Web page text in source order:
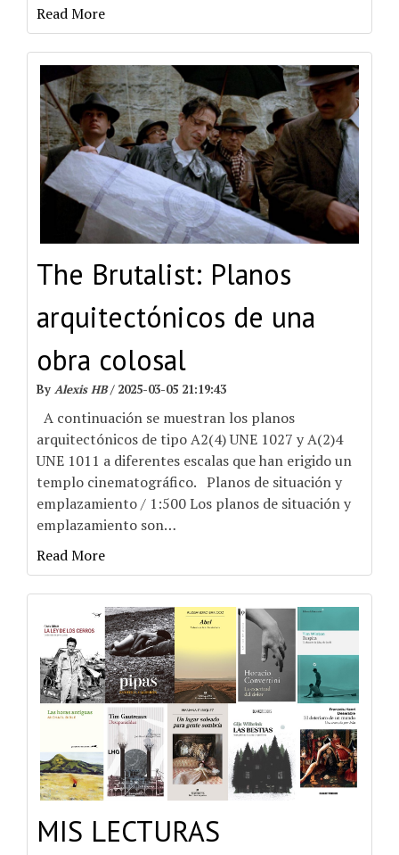
Read More
The Brutalist: Planos
arquitectónicos de una
obra colosal
By Alexis HB/ 2025-03-05 21:19:43
A continuación se muestran los planos
arquitectónicos de tipo A2(4) UNE 1027 y A(2)4
UNE 1011 a diferentes escalas que han erigido un
templo cinematográfico. Planos de situación y
emplazamiento / 1:500 Los planos de situación y
emplazamiento son…
Read More
MIS LECTURAS